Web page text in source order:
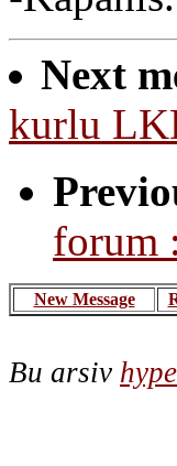
Next
kurlu
forum
New Message
Bu arsiv